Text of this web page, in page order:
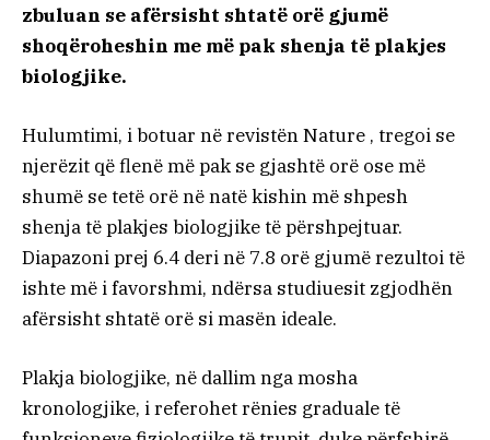
zbuluan se afërsisht shtatë orë gjumë
shoqëroheshin me më pak shenja të plakjes
biologjike.
Hulumtimi, i botuar në revistën Nature , tregoi se
njerëzit që flenë më pak se gjashtë orë ose më
shumë se tetë orë në natë kishin më shpesh
shenja të plakjes biologjike të përshpejtuar.
Diapazoni prej 6.4 deri në 7.8 orë gjumë rezultoi të
ishte më i favorshmi, ndërsa studiuesit zgjodhën
afërsisht shtatë orë si masën ideale.
Plakja biologjike, në dallim nga mosha
kronologjike, i referohet rënies graduale të